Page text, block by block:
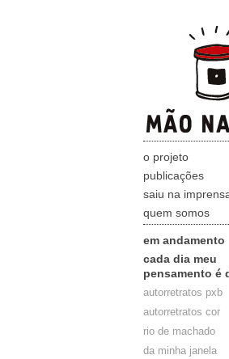
o projeto
publicações
saiu na
quem somos
em andamento
cada dia meu
pensamento é
autorretratos pxb
autorretratos cor
rio de machado
da minha janela